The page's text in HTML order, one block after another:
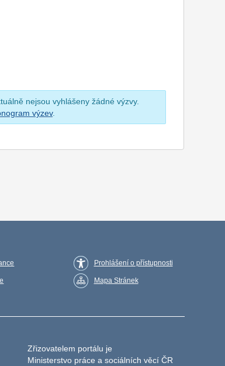
nejsou vyhlášeny žádné výzvy.
výzev.
Prohlášení o přístupnosti
Mapa Stránek
Zřizovatelem portálu je
Ministerstvo práce a sociálních věcí ČR